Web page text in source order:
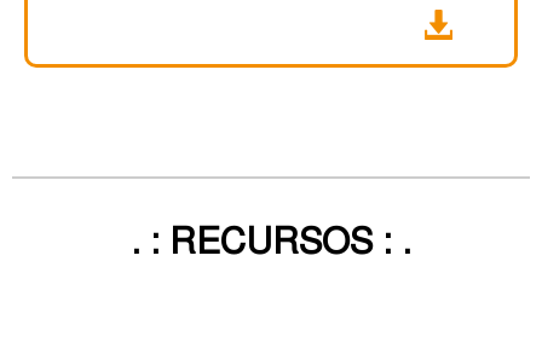
. : RECURSOS : .